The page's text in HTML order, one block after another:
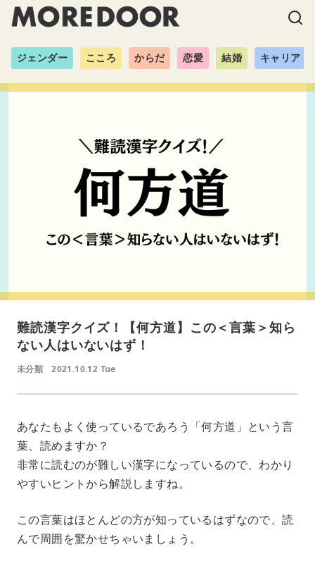
ジェンダー こころ からだ 恋愛 結婚 キャリア
難読漢字クイズ！【何方道】この＜言葉＞知ら
ない人はいないはず！
未分類 2021.10.12 Tue
あなたもよく使っているであろう「何方道」という言
葉、読めますか？
非常に読むのが難しい漢字になっているので、わかり
やすいヒントから解説しますね。
この言葉はほとんどの方が知っているはずなので、読
んで周囲を驚かせちゃいましょう。